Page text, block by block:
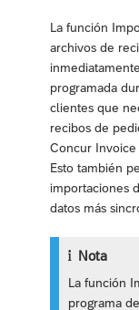
La función
archivos de
programada
clientes que
recibos de
Concur
Esto también
importaciones
datos más
Nota
La función
programa